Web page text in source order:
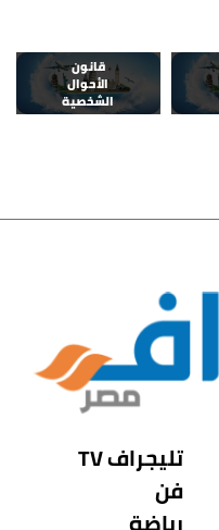
قانون
الأحوال
الشخصية
تليجراف TV
فن